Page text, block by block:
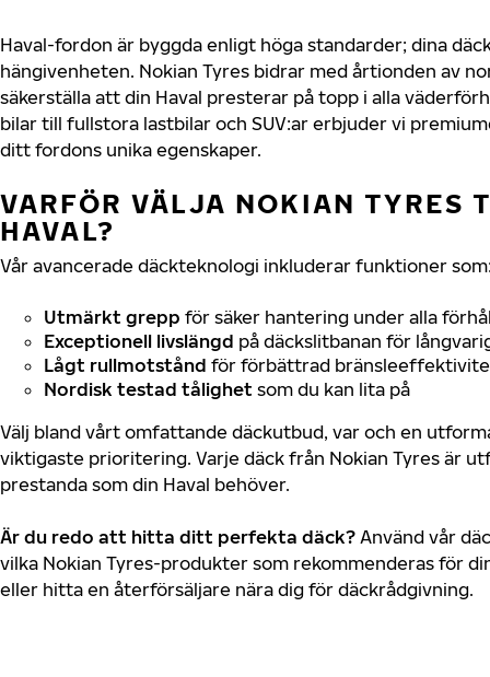
Haval-fordon är byggda enligt höga standarder; dina
hängivenheten. Nokian Tyres bidrar med årtionden av
säkerställa att din Haval presterar på topp i alla
bilar till fullstora lastbilar och SUV:ar erbjuder vi
ditt fordons unika egenskaper.
VARFÖR VÄLJA NOKIAN TYRES
HAVAL?
Vår avancerade däckteknologi inkluderar funktioner
Utmärkt grepp för säker hantering under alla
Exceptionell livslängd på däckslitbanan för
Lågt rullmotstånd för förbättrad
Nordisk testad tålighet som du kan lita på
Välj bland vårt omfattande däckutbud, var och en
viktigaste prioritering. Varje däck från Nokian Tyres är
prestanda som din Haval behöver.
Är du redo att hitta ditt perfekta däck? Använd vår
vilka Nokian Tyres-produkter som rekommenderas för
eller hitta en återförsäljare nära dig för däckrådgivning.